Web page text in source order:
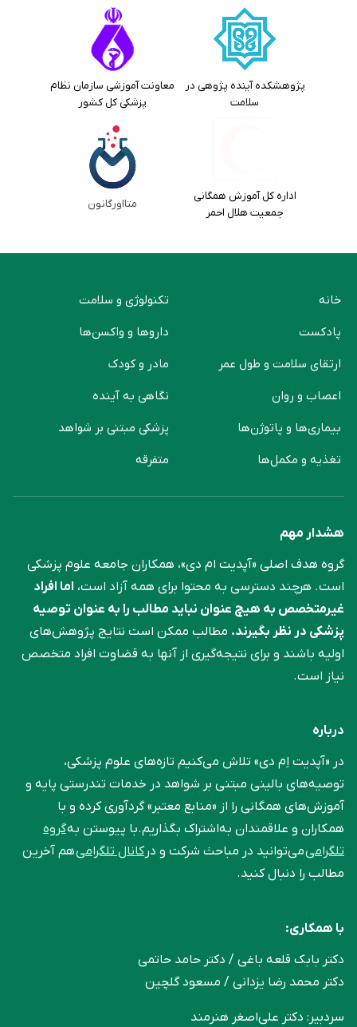
پژوهشکده آینده پژوهی در
سلامت
معاونت آموزشی سازمان نظام
پزشکی کل کشور
اداره کل آموزش همگانی
جمعیت هلال احمر
متااورگانون
خانه
پادکست
ارتقای سلامت و طول عمر
اعصاب و روان
بیماری‌ها و پاتوژن‌ها
تغذیه و مکمل‌ها
تکنولوژی و سلامت
دارو‌ها و واکسن‌ها
مادر و کودک
نگاهی به آینده
پزشکی مبتنی بر شواهد
متفرقه
هشدار مهم
گروه هدف اصلی «آپدیت ام دی»، همکاران جامعه علوم ‌پزشکی
است. هرچند دسترسی به محتوا برای همه آزاد است، اما افراد
غیرمتخصص به هیچ عنوان نباید مطالب را به عنوان توصیه
پزشکی در نظر بگیرند. مطالب ممکن است نتایج پژوهش‌های
اولیه باشند و برای نتیجه‌گیری از آنها به قضاوت افراد متخصص
نیاز است.
درباره
در «آپدیت اِم دی» تلاش می‌کنیم تازه‌های علوم پزشکی،
توصیه‌های بالینی مبتنی بر شواهد در خدمات تندرستی پایه و
آموزش‌های همگانی را از «منابع معتبر» گردآوری کرده و با
همکاران و علاقمندان به‌اشتراک بگذاریم.با پیوستن بهگروه
تلگرامیمی‌توانید در مباحث شرکت و درکانال تلگرامیهم آخرین
مطالب را دنبال کنید.
با همکاری:
دکتر بابک قلعه‌ باغی / دکتر حامد حاتمی
دکتر محمد رضا یزدانی / مسعود گلچین
سردبیر: دکتر علی‌اصغر هنرمند